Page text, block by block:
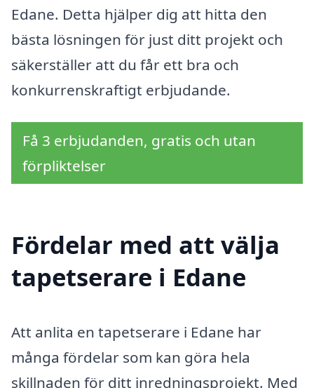
Edane. Detta hjälper dig att hitta den
bästa lösningen för just ditt projekt och
säkerställer att du får ett bra och
konkurrenskraftigt erbjudande.
Få 3 erbjudanden, gratis och utan
förpliktelser
Fördelar med att välja
tapetserare i Edane
Att anlita en tapetserare i Edane har
många fördelar som kan göra hela
skillnaden för ditt inredningsprojekt. Med